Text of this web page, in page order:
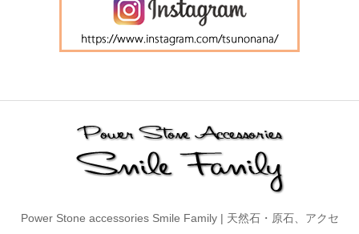
Power Stone accessories Smile Family | 天然石・原石、アクセ